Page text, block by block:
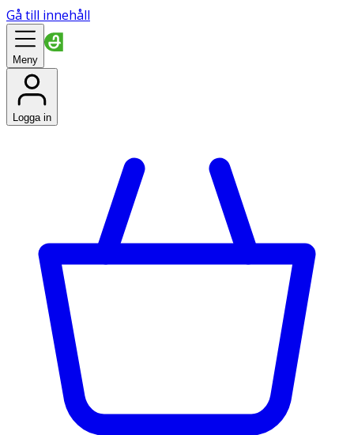
Gå till innehåll
Meny
Logga in